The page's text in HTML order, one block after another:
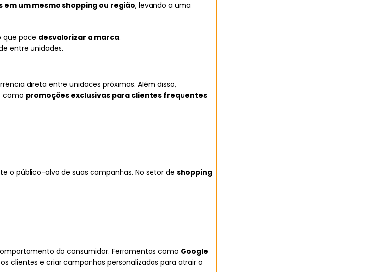
em um mesmo shopping ou região, levando a uma
que pode desvalorizar a marca.
entre unidades.
direta entre unidades próximas. Além disso,
, como promoções exclusivas para clientes frequentes
o público-alvo de suas campanhas. No setor de shopping
do consumidor. Ferramentas como Google
clientes e criar campanhas personalizadas para atrair o